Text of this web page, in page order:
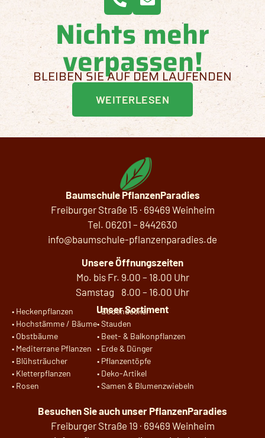
Nichts mehr
verpassen!
BLEIBEN SIE AUF DEM LAUFENDEN
WEITERLESEN
Baumschule PflanzenParadies
Freiburger Straße 15 · 69469 Weinheim
Tel. 06201 – 8442630
info@baumschule-pflanzenparadies.de
Unsere Öffnungszeiten
Mo. bis Fr. 9.00 – 18.00 Uhr
Samstag 8.00 – 16.00 Uhr
Unser Sortiment
• Heckenpflanzen
• Hochstämme / Bäume
• Obstbäume
• Mediterrane Pflanzen
• Blühsträucher
• Kletterpflanzen
• Rosen
•Bodendecker
•Stauden
• Beet- & Balkonpflanzen
• Erde & Dünger
• Pflanzentöpfe
• Deko-Artikel
•Samen & Blumenzwiebeln
Besuchen Sie auch unser PflanzenParadies
Freiburger Straße 19 · 69469 Weinheim